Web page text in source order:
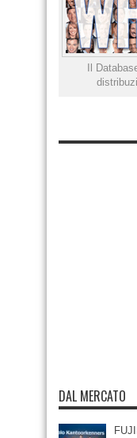
Il
DAL MERCATO